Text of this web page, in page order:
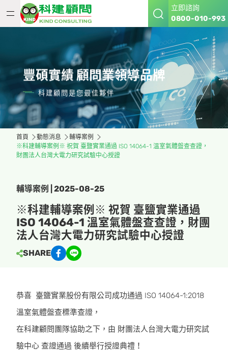
立即諮詢
0800-010-993
豐碩實績 顧問業領導品牌
科建顧問是您最佳夥伴
首頁 動態消息
輔導案例
※科建輔導案例※ 祝賀 臺鹽實業通過 ISO 14064-1 溫室氣體盤查查證，
財團法人台灣大電力研究試驗中心授證
輔導案例 | 2025-08-25
※科建輔導案例※ 祝賀 臺鹽實業通過
ISO 14064-1 溫室氣體盤查查證，財團
法人台灣大電力研究試驗中心授證
SHARE
恭喜 臺鹽實業股份有限公司成功通過 ISO 14064-1:2018
溫室氣體盤查標準查證，
在科建顧問團隊協助之下，由 財團法人台灣大電力研究試
驗中心 查證通過 後續舉行授證典禮！